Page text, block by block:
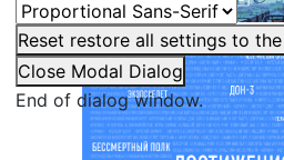
Reset restore all settings to
Close Modal Dialog
End of dialog window.